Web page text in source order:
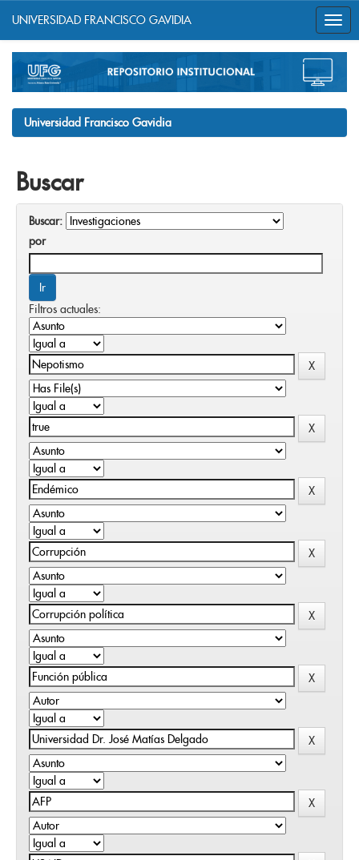
navigation
UNIVERSIDAD FRANCISCO GAVIDIA
Universidad Francisco Gavidia
Buscar
Buscar:
por
Filtros actuales: